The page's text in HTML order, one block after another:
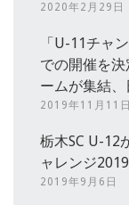
2020年2月29日
「U-11チャ
での開催を
ームが集結、
2019年11月11日
栃木SC U-12
ャレンジ
2019年9月6日